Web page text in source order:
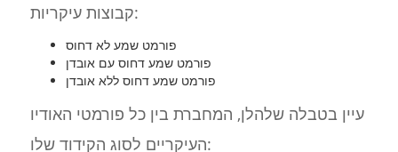
קבוצות עיקריות:
פורמט שמע לא דחוס
פורמט שמע דחוס עם אובדן
פורמט שמע דחוס ללא אובדן
עיין בטבלה שלהלן, המחברת בין כל פורמטי האודיו
העיקריים לסוג הקידוד שלו: